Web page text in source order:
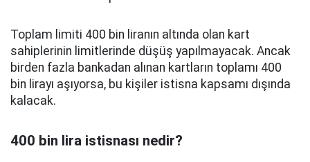
Toplam limiti 400 bin liranın altında olan kart
sahiplerinin limitlerinde düşüş yapılmayacak. Ancak
birden fazla bankadan alınan kartların toplamı 400
bin lirayı aşıyorsa, bu kişiler istisna kapsamı dışında
kalacak.
400 bin lira istisnası nedir?